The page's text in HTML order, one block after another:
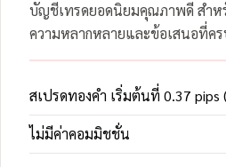
บัญชีเทรดยอดนิยมคุณภาพดี สำห
ความหลากหลายและข้อเสนอที่ค
สเปรดทองคำ เริ่มต้นที่ 0.37 pips
ไม่มีค่าคอมมิชชั่น